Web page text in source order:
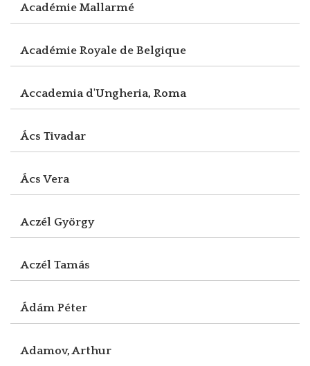
Académie Mallarmé
Académie Royale de Belgique
Accademia d'Ungheria, Roma
Ács Tivadar
Ács Vera
Aczél György
Aczél Tamás
Ádám Péter
Adamov, Arthur